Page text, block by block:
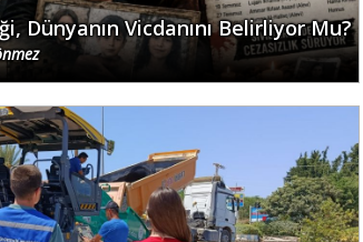
Dünyanın Vicdanını Belirliyor Mu?